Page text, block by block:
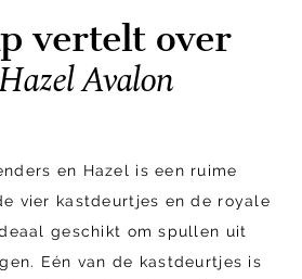
vertelt over
Avalon
en Hazel is een ruime
vier kastdeurtjes en de royale
geschikt om spullen uit
Eén van de kastdeurtjes is